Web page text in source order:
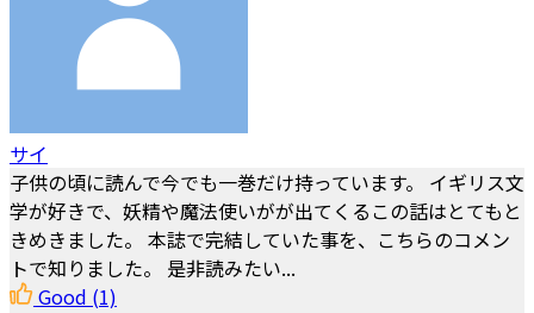
サイ
子供の頃に読んで今でも一巻だけ持っています。 イギリス文
学が好きで、妖精や魔法使いがが出てくるこの話はとてもと
きめきました。 本誌で完結していた事を、こちらのコメン
トで知りました。 是非読みたい...
Good (1)